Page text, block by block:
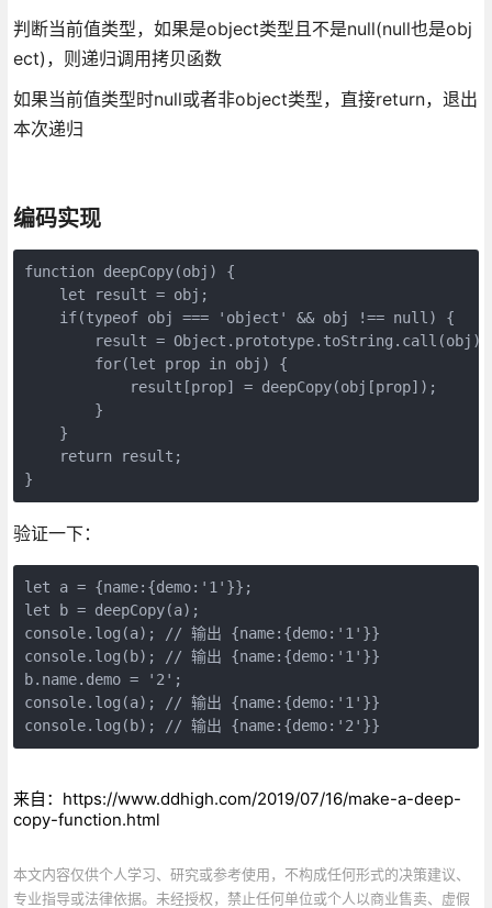
判断当前值类型，如果是object类型且不是null(null也是obj
ect)，则递归调用拷贝函数
如果当前值类型时null或者非object类型，直接return，退出
本次递归
编码实现
function deepCopy(obj) {
    let result = obj;
    if(typeof obj === 'object' && obj !== null) {
result = Object.prototype.toString.call(obj)
        for(let prop in obj) {
            result[prop] = deepCopy(obj[prop]);
        }
    }
    return result;
}
验证一下：
let a = {name:{demo:'1'}};
let b = deepCopy(a);
console.log(a); // 输出 {name:{demo:'1'}}
console.log(b); // 输出 {name:{demo:'1'}}
b.name.demo = '2';
console.log(a); // 输出 {name:{demo:'1'}}
console.log(b); // 输出 {name:{demo:'2'}}
来自：https://www.ddhigh.com/2019/07/16/make-a-deep-
copy-function.html
本文内容仅供个人学习、研究或参考使用，不构成任何形式的决策建议、
专业指导或法律依据。未经授权，禁止任何单位或个人以商业售卖、虚假